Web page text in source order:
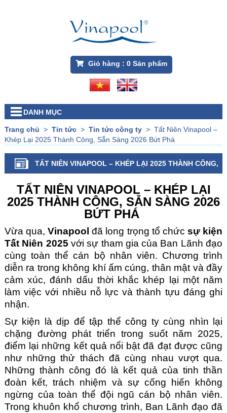
Giỏ hàng : 0Sản phẩm
DANH MỤC
Trang chủ > Tin tức> Tin tức công ty> Tất Niên Vinapool –
Khép Lại 2025 Thành Công, Sẵn Sàng 2026 Bứt Phá
TẤT NIÊN VINAPOOL – KHÉP LẠI 2025 THÀNH CÔNG,
SẴN SÀNG 2026 BỨT PHÁ
TẤT NIÊN VINAPOOL – KHÉP LẠI
2025 THÀNH CÔNG, SẴN SÀNG 2026
BỨT PHÁ
Vừa qua,Vinapoolđã long trọng tổ chức sự kiện
Tất Niên 2025 với sự tham gia của Ban Lãnh đạo
cùng toàn thể cán bộ nhân viên. Chương trình
diễn ra trong không khí ấm cúng, thân mật và đầy
cảm xúc, đánh dấu thời khắc khép lại một năm
làm việc với nhiều nỗ lực và thành tựu đáng ghi
nhận.
Sự kiện là dịp để tập thể công ty cùng nhìn lại
chặng đường phát triển trong suốt năm 2025,
điểm lại những kết quả nổi bật đã đạt được cũng
như những thử thách đã cùng nhau vượt qua.
Những thành công đó là kết quả của tinh thần
đoàn kết, trách nhiệm và sự cống hiến không
ngừng của toàn thể đội ngũ cán bộ nhân viên.
Trong khuôn khổ chương trình, Ban Lãnh đạo đã